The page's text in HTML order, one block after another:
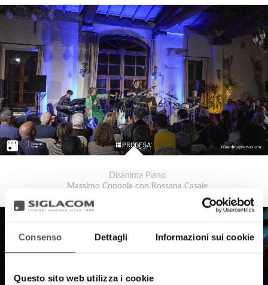
Consenso Dettagli Informazioni sui cookie
Questo sito web utilizza i cookie
Disanima Piano
Massimo Coppola con Rossana Casale